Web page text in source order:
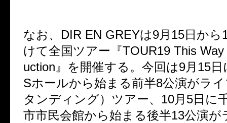
なお、 DIR EN GREYは9月 15日から
けて全国ツアー『TOUR19 This
uction 』を開催する。今回は9月 15
Sホールから始まる前半8公演がラ
タンディング）ツアー、 10月 5日に
市市民会館から始まる後半13公演が